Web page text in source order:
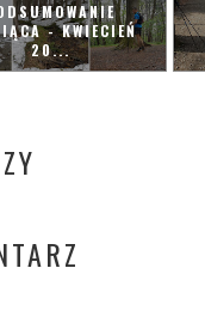
- KWIECIEŃ
20...